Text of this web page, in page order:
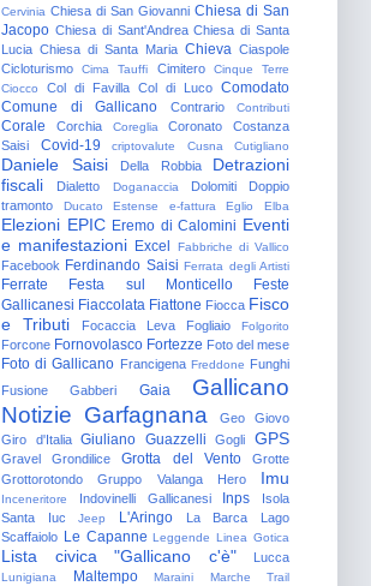
Cervinia Chiesa di San Giovanni Chiesa di San
Jacopo Chiesa di Sant'Andrea Chiesa di Santa
Lucia Chiesa di Santa Maria Chieva Ciaspole
Cicloturismo
Cima Tauffi Cimitero
Cinque Terre
Ciocco
Col di Favilla Col di Luco Comodato
Comune di Gallicano
Contrario Contributi
Corale Corchia Coreglia Coronato
Costanza
Saisi
Covid-19 criptovalute Cusna Cutigliano
Daniele Saisi Della Robbia
Detrazioni
fiscali
Dialetto Doganaccia Dolomiti
Doppio
tramonto
Ducato Estense e-fattura Eglio Elba
Elezioni EPIC Eremo di Calomini Eventi
e manifestazioni Excel Fabbriche di Vallico
Facebook Ferdinando Saisi Ferrata degli Artisti
Ferrate Festa sul Monticello
Feste
Gallicanesi Fiaccolata Fiattone Fiocca Fisco
e Tributi
Focaccia Leva Fogliaio Folgorito
Forcone Fornovolasco Fortezze Foto del mese
Foto di Gallicano Francigena Freddone Funghi
Fusione
Gabberi Gaia
Gallicano
Notizie Garfagnana Geo
Giovo
Giro d'Italia
Giuliano Guazzelli Gogli GPS
Gravel Grondilice Grotta del Vento
Grotte
Grottorotondo
Gruppo Valanga Hero Imu
Inceneritore Indovinelli Gallicanesi Inps
Isola
Santa
Iuc Jeep L'Aringo La Barca
Lago
Scaffaiolo Le Capanne Leggende Linea Gotica
Lista civica "Gallicano c'è" Lucca
Lunigiana Maltempo Maraini Marche Trail